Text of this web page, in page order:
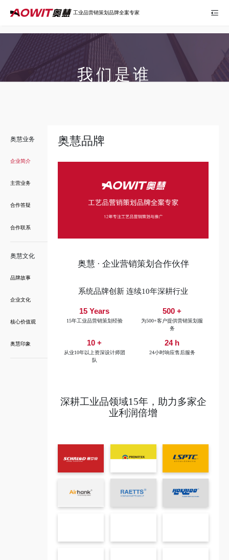
工业品营销策划品牌全案专家
我们是谁
奥慧业务
企业简介
主营业务
合作答疑
合作联系
奥慧文化
品牌故事
企业文化
核心价值观
奥慧印象
奥慧品牌
奥慧 · 企业营销策划合作伙伴
系统品牌创新 连续10年深耕行业
15 Years
15年工业品营销策划经验
500 +
为500+客户提供营销策划服
务
10 +
从业10年以上资深设计师团
队
24 h
24小时响应售后服务
深耕工业品领域15年，助力多家企
业利润倍增